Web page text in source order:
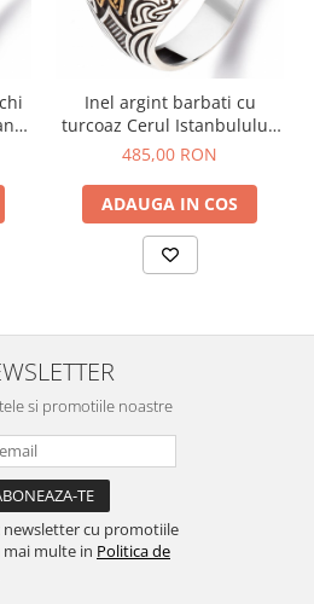
Inel argint barbati cu
turcoaz Cerul Istanbulului,
66-67
485,00 RON
ADAUGA IN COS
si promotiile noastre
newsletter cu promotiile
mai multe in Politica de